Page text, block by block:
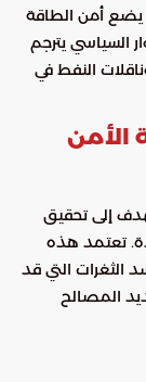
يضع أمن الطاقة
السياسي يترجم
النفط في
الأمن
تهدف إلى تحقيق
تعتمد هذه
الثغرات التي قد
المصالح